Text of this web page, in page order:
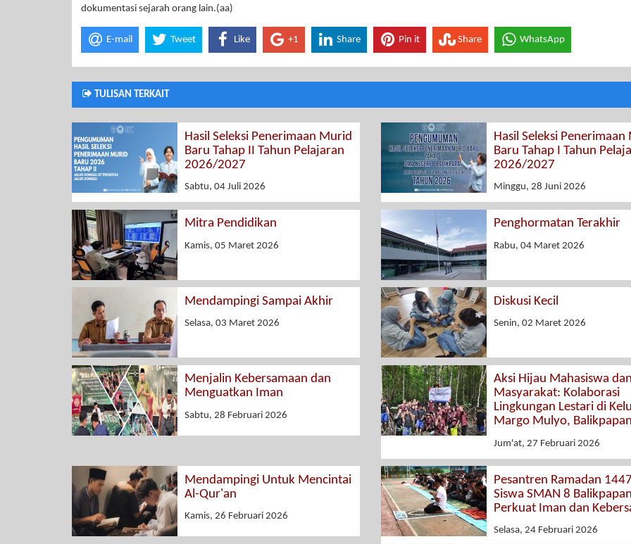
dokumentasi sejarah orang lain.(aa)
E-mail Tweet Like +1 Share Pin it Share WhatsApp
TULISAN TERKAIT
Hasil Seleksi Penerimaan Murid
Baru Tahap II Tahun Pelajaran
2026/2027
Sabtu, 04 Juli 2026
Hasil Seleksi Penerimaan
Baru Tahap I Tahun
2026/2027
Minggu, 28 Juni 2026
Mitra Pendidikan
Kamis, 05 Maret 2026
Penghormatan Terakhir
Rabu, 04 Maret 2026
Mendampingi Sampai Akhir
Selasa, 03 Maret 2026
Diskusi Kecil
Senin, 02 Maret 2026
Menjalin Kebersamaan dan
Menguatkan Iman
Sabtu, 28 Februari 2026
Aksi Hijau Mahasiswa dan
Masyarakat: Kolaborasi
Lingkungan Lestari di
Margo Mulyo, Balikpapan
Jum'at, 27 Februari 2026
Mendampingi Untuk Mencintai
Al-Qur'an
Kamis, 26 Februari 2026
Pesantren Ramadan
Siswa SMAN 8 Balikpapan
Perkuat Iman dan
Selasa, 24 Februari 2026